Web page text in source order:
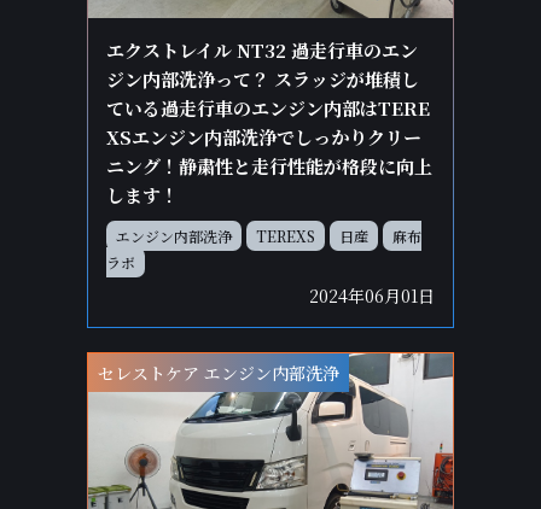
エクストレイル NT32 過走行車のエン
ジン内部洗浄って？ スラッジが堆積し
ている過走行車のエンジン内部はTERE
XSエンジン内部洗浄でしっかりクリー
ニング！静粛性と走行性能が格段に向上
します！
エンジン内部洗浄 TEREXS 日産
麻布
ラボ
2024年06月01日
セレストケア エンジン内部洗浄